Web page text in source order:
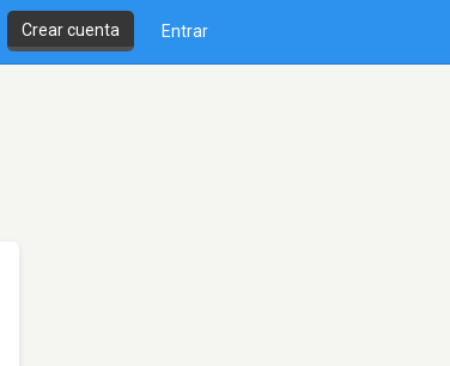
Crear cuenta Entrar